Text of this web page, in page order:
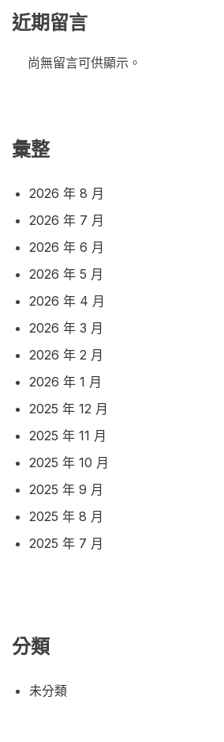
近期留言
尚無留言可供顯示。
彙整
2026 年 8 月
2026 年 7 月
2026 年 6 月
2026 年 5 月
2026 年 4 月
2026 年 3 月
2026 年 2 月
2026 年 1 月
2025 年 12 月
2025 年 11 月
2025 年 10 月
2025 年 9 月
2025 年 8 月
2025 年 7 月
分類
未分類